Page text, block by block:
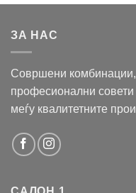
ЗА НАС
Совршени
професионални совети
меѓу квалитетните